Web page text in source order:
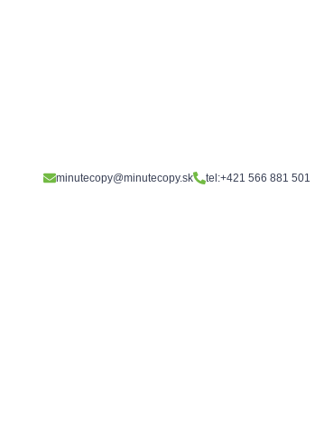
minutecopy@minutecopy.sk tel:+421 566 881 501